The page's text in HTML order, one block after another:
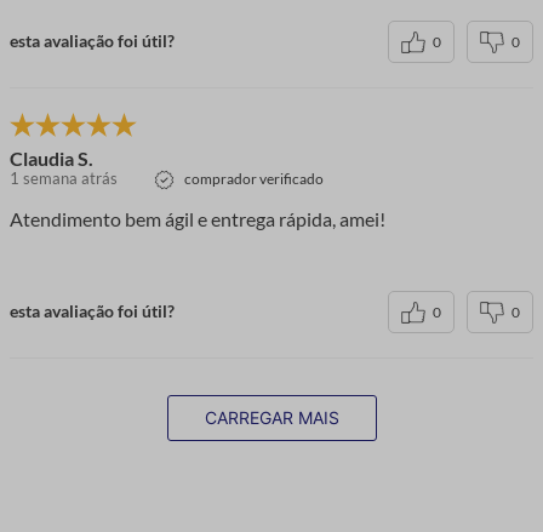
esta avaliação foi útil? 0 0
Claudia S.
1 semana atrás comprador verificado
Atendimento bem ágil e entrega rápida, amei!
esta avaliação foi útil? 0 0
CARREGAR MAIS